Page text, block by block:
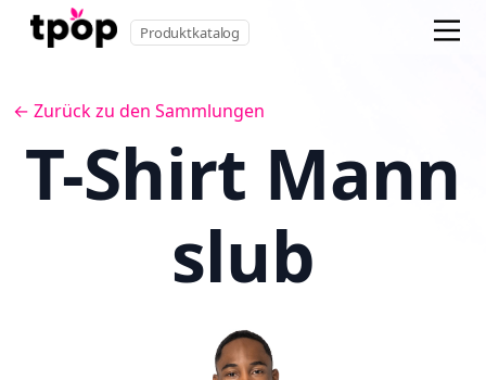
Produktkatalog
← Zurück zu den Sammlungen
T-Shirt Mann
slub